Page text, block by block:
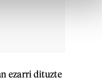
ezarri dituzte